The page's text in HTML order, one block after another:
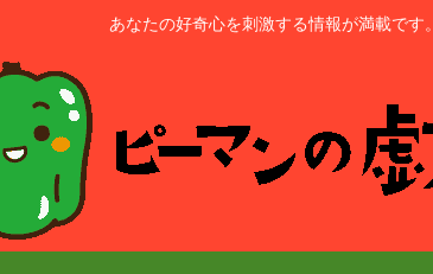
あなたの好奇心を刺激する情報が満載です。